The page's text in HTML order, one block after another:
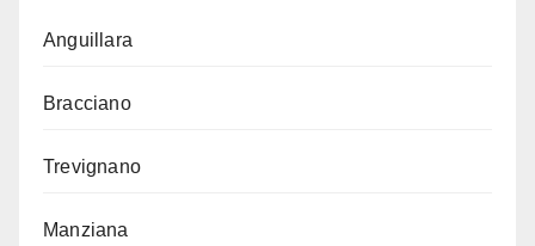
Anguillara
Bracciano
Trevignano
Manziana